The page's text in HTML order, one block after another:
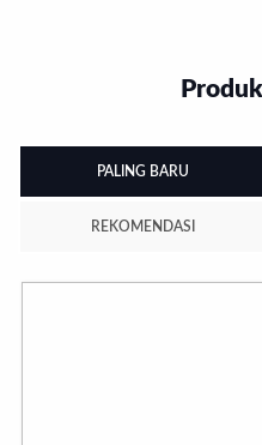
PALING BARU
REKOMENDASI